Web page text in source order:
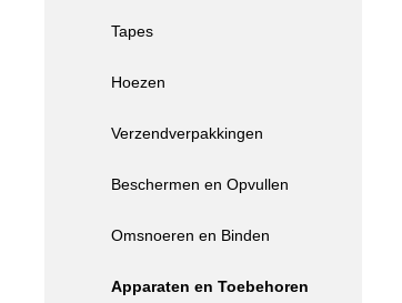
Tapes
Hoezen
Verzendverpakkingen
Beschermen en Opvullen
Omsnoeren en Binden
Apparaten en Toebehoren